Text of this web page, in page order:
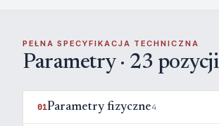
PEŁNA SPECYFIKACJA TECHNICZNA
Parametry · 23 pozycji
01Parametry fizyczne4